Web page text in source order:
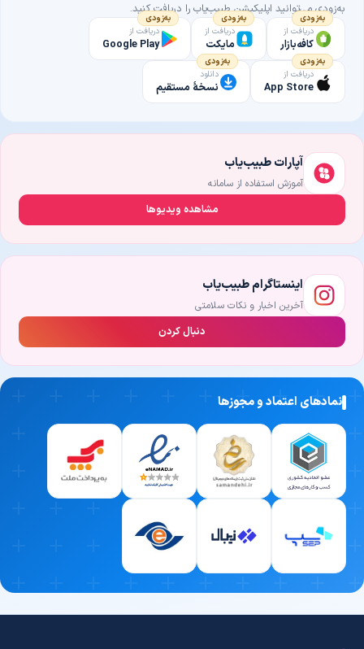
به‌زودی می‌توانید اپلیکیشن طبیب‌یاب را دریافت کنید.
به‌زودی
دریافت از
کافه‌بازار
به‌زودی
دریافت از
مایکت
به‌زودی
دریافت از
Google Play
به‌زودی
دریافت از
App Store
به‌زودی
دانلود
نسخهٔ مستقیم
آپارات طبیب‌یاب
آموزش استفاده از سامانه
مشاهده ویدیوها
اینستاگرام طبیب‌یاب
آخرین اخبار و نکات سلامتی
دنبال کردن
نمادهای اعتماد و مجوزها